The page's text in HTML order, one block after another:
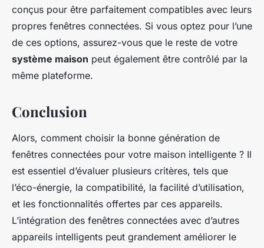
conçus pour être parfaitement compatibles avec leurs
propres fenêtres connectées. Si vous optez pour l’une
de ces options, assurez-vous que le reste de votre
système maison peut également être contrôlé par la
même plateforme.
Conclusion
Alors, comment choisir la bonne génération de
fenêtres connectées pour votre maison intelligente ? Il
est essentiel d’évaluer plusieurs critères, tels que
l’éco-énergie, la compatibilité, la facilité d’utilisation,
et les fonctionnalités offertes par ces appareils.
L’intégration des fenêtres connectées avec d’autres
appareils intelligents peut grandement améliorer le